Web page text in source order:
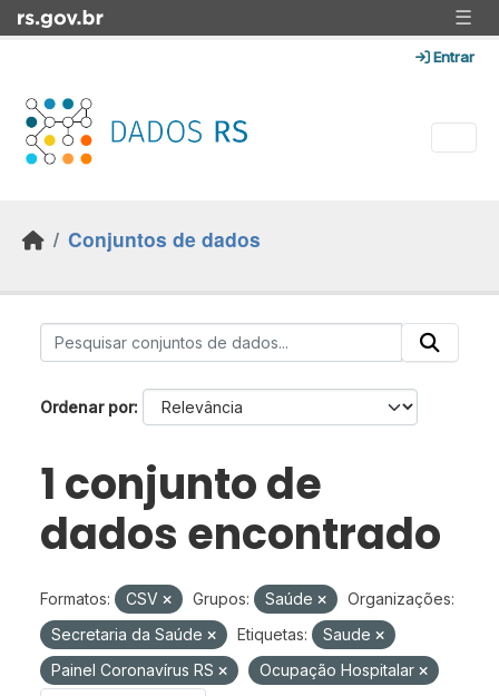
Skip to main content ☰
Entrar
Conjuntos de dados
Ordenar por
1 conjunto de
dados encontrado
Formatos: CSV Grupos: Saúde
Organizações:
Secretaria da Saúde
Etiquetas:
Saude
Painel Coronavírus RS
Ocupação Hospitalar